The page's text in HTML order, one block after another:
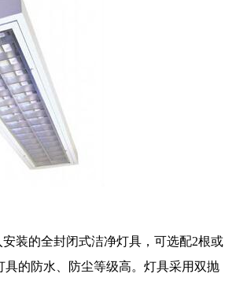
装的全封闭式洁净灯具，可选配2根或
具的防水、防尘等级高。灯具采用双抛